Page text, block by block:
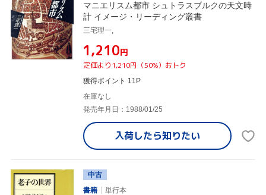
マニエリスム都市 シュトラスブルクの天文時
計 イメージ・リーディング叢書
三宅理一,
¥1,210円
定価より1,210円（50%）おトク
獲得ポイント 11P
在庫なし
発売年月日：1988/01/25
入荷したら知りたい
中古
書籍
単行本